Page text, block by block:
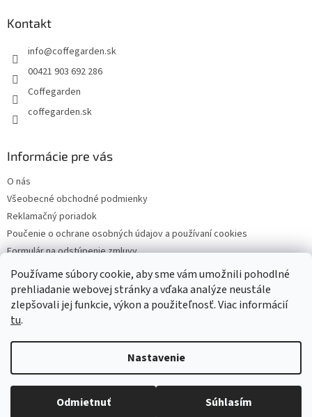
Používame súbory cookie, aby sme vám umožnili pohodlné
prehliadanie webovej stránky a vďaka analýze neustále
zlepšovali jej funkcie, výkon a použiteľnosť. Viac informácií
tu.
Nastavenie
Odmietnuť Súhlasím
Kontakt
info@coffegarden.sk
00421 903 692 286
Coffegarden
coffegarden.sk
Informácie pre vás
O nás
Všeobecné obchodné podmienky
Reklamačný poriadok
Poučenie o ochrane osobných údajov a používaní cookies
Formulár na odstúpenie zmluvy
Reklamačný formulár
Kontakty
Copyright 2026Coffegarden. Všetky práva vyhradené.Upraviť